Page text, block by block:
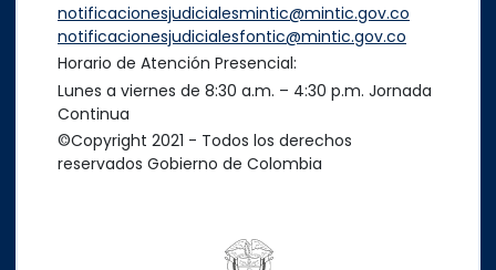
notificacionesjudicialesmintic@mintic.gov.co
notificacionesjudicialesfontic@mintic.gov.co
Horario de Atención Presencial:
Lunes a viernes de 8:30 a.m. – 4:30 p.m. Jornada
Continua
©Copyright 2021 - Todos los derechos
reservados Gobierno de Colombia